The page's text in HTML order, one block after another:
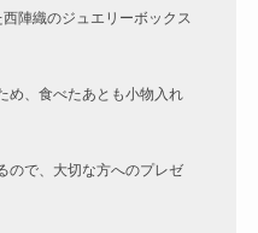
陣織のジュエリーボックス
め、食べたあとも小物入れ
ので、大切な方へのプレゼ